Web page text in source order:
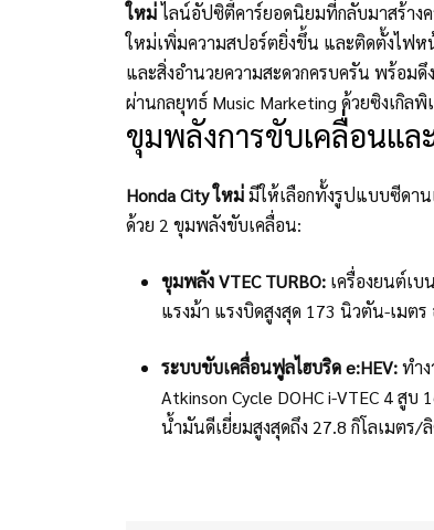
ใหม่ไลน์อัปซิตี้คาร์ยอดนิยมที่กลับมาสร้าง
ใหม่เพิ่มความสปอร์ตยิ่งขึ้น และติดตั้งไฟห
และสิ่งอำนวยความสะดวกครบครัน พร้อมดึ
ผ่านกลยุทธ์ Music Marketing ด้วยซิงเกิลพิ
ขุมพลังการขับเคลื่อนแล
Honda City ใหม่มีให้เลือกทั้งรูปแบบซีดา
ด้วย 2 ขุมพลังขับเคลื่อน:
ขุมพลัง VTEC TURBO: เครื่องยนต์เบ
แรงม้า แรงบิดสูงสุด 173 นิวตัน-เมต
ระบบขับเคลื่อนฟูลไฮบริด e:HEV:ทำ
Atkinson Cycle DOHC i-VTEC 4 สู
น้ำมันดีเยี่ยมสูงสุดถึง 27.8 กิโลเมตร/